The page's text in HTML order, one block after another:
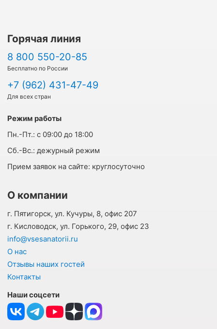
Горячая линия
8 800 550-20-85
Бесплатно по России
+7 (962) 431-47-49
Для всех стран
Режим работы
Пн.-Пт.: с 09:00 до 18:00
Cб.-Вс.: дежурный режим
Прием заявок на сайте: круглосуточно
О компании
г. Пятигорск, ул. Кучуры, 8, офис 207
г. Кисловодск, ул. Горького, 29, офис 23
info@vsesanatorii.ru
О нас
Отзывы наших гостей
Контакты
Наши соцсети